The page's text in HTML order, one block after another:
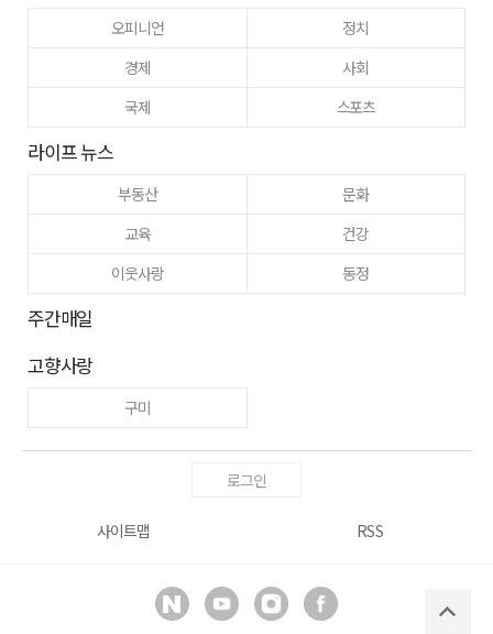
오피니언
정치
경제
사회
국제
스포츠
라이프 뉴스
부동산
문화
교육
건강
이웃사랑
동정
주간매일
고향사랑
구미
로그인
사이트맵 RSS